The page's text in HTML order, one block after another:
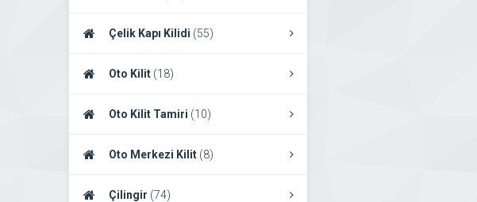
Çelik Kapı Kilidi (55)
Oto Kilit (18)
Oto Kilit Tamiri (10)
Oto Merkezi Kilit (8)
Çilingir (74)